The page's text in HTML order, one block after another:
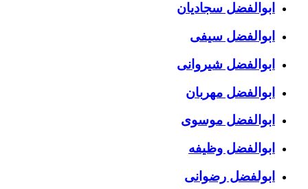
ابوالفضل سجادیان
ابوالفضل سیفی
ابوالفضل شیروانی
ابوالفضل مهربان
ابوالفضل موسوی
ابوالفضل وظیفه
ابولفضل رضوانی